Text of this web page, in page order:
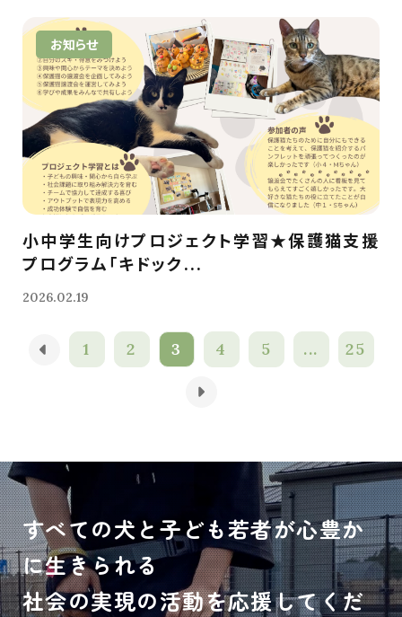
お知らせ
小中学生向けプロジェクト学習★保護猫支援
プログラム「キドック...
2026.02.19
1 2 3 4 5 ... 25
すべての犬と子ども若者が心豊か
に生きられる
社会の実現の活動を応援してくだ